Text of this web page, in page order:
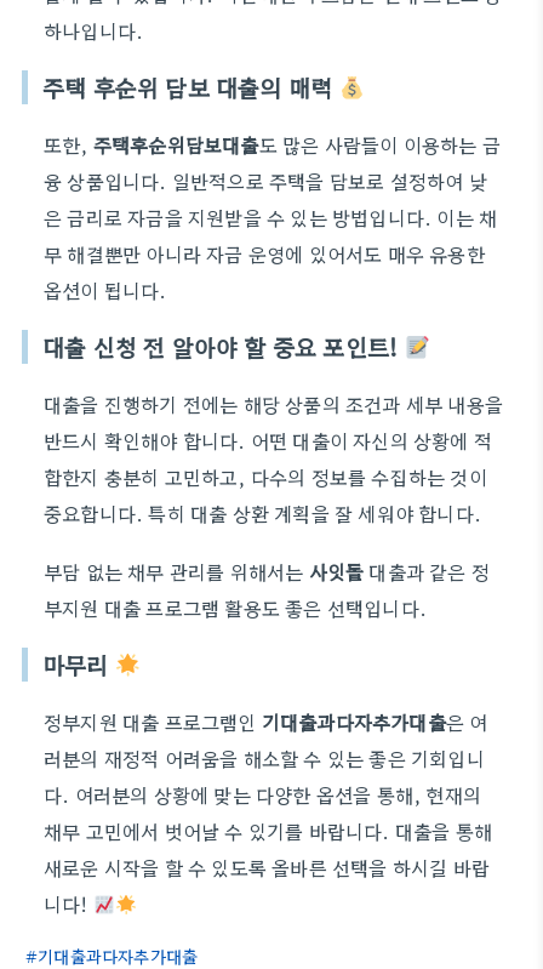
하나입니다.
주택 후순위 담보 대출의 매력
또한, 주택후순위담보대출도 많은 사람들이 이용하는 금
융 상품입니다. 일반적으로 주택을 담보로 설정하여 낮
은 금리로 자금을 지원받을 수 있는 방법입니다. 이는 채
무 해결뿐만 아니라 자금 운영에 있어서도 매우 유용한
옵션이 됩니다.
대출 신청 전 알아야 할 중요 포인트!
대출을 진행하기 전에는 해당 상품의 조건과 세부 내용을
반드시 확인해야 합니다. 어떤 대출이 자신의 상황에 적
합한지 충분히 고민하고, 다수의 정보를 수집하는 것이
중요합니다. 특히 대출 상환 계획을 잘 세워야 합니다.
부담 없는 채무 관리를 위해서는 사잇돌 대출과 같은 정
부지원 대출 프로그램 활용도 좋은 선택입니다.
마무리
정부지원 대출 프로그램인 기대출과다자추가대출은 여
러분의 재정적 어려움을 해소할 수 있는 좋은 기회입니
다. 여러분의 상황에 맞는 다양한 옵션을 통해, 현재의
채무 고민에서 벗어날 수 있기를 바랍니다. 대출을 통해
새로운 시작을 할 수 있도록 올바른 선택을 하시길 바랍
니다!
기대출과다자추가대출